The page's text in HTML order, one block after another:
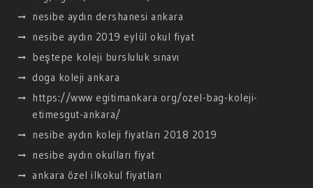
nesibe aydın dershanesi ankara
nesibe aydın 2019 eylül okul fiyat
beştepe koleji bursluluk sınavı
doga koleji ankara
https://www egitimankara org/ozel-bag-koleji-
etimesgut-ankara/
nesibe aydın koleji fiyatları 2018 2019
nesibe aydın okulları fiyat
ankara özel ilkokul fiyatları